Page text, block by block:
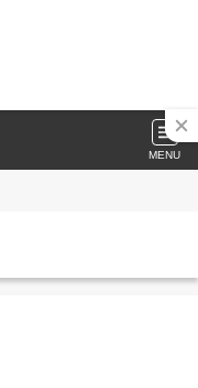
MENU